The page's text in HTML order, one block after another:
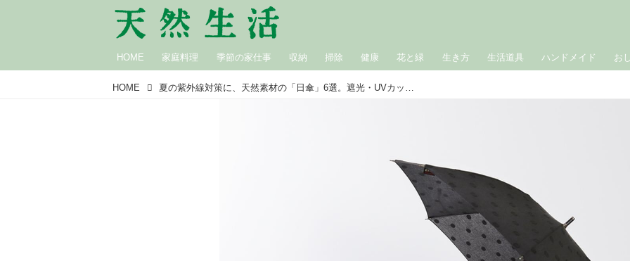
HOME 家庭料理 季節の家仕事 収納 掃除 健康 花と緑 生き方 生活道具 ハンドメイド お
HOME 夏の紫外線対策に、天然素材の「日傘」6選。遮光・UVカット・通気性・晴雨兼用...リアルな声で徹底検証／いいモノあうモノ